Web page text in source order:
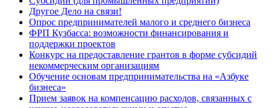
Другое Дело на связи!
Опрос предпринимателей малого и среднего бизнеса
ФРП Кузбасса: возможности финансирования и
поддержки проектов
Конкурс на предоставление грантов в форме субсидий
некоммерческим организациям
Обучение основам предпринимательства на «Азбуке
бизнеса»
Прием заявок на компенсацию расходов, связанных с